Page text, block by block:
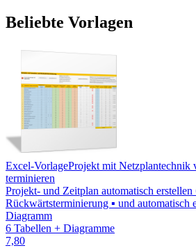
Beliebte Vorlagen
Excel-VorlageProjekt mit Netzplantechnik
terminieren
Projekt- und Zeitplan automatisch
Rückwärtsterminierung ▪ und automatisch
Diagramm
6 Tabellen + Diagramme
7,80